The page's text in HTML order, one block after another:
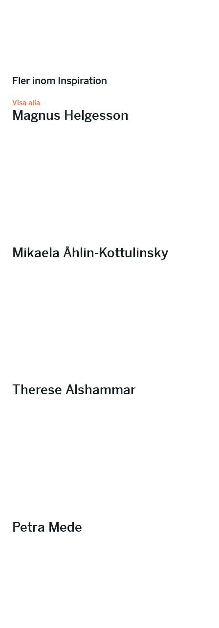
Fler inom Inspiration
Visa alla
Magnus Helgesson
Mikaela Åhlin-Kottulinsky
Therese Alshammar
Petra Mede